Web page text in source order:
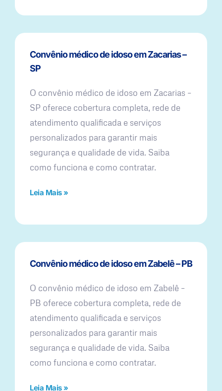
Convênio médico de idoso em Zacarias –
SP
O convênio médico de idoso em Zacarias –
SP oferece cobertura completa, rede de
atendimento qualificada e serviços
personalizados para garantir mais
segurança e qualidade de vida. Saiba
como funciona e como contratar.
Leia Mais »
Convênio médico de idoso em Zabelê – PB
O convênio médico de idoso em Zabelê –
PB oferece cobertura completa, rede de
atendimento qualificada e serviços
personalizados para garantir mais
segurança e qualidade de vida. Saiba
como funciona e como contratar.
Leia Mais »